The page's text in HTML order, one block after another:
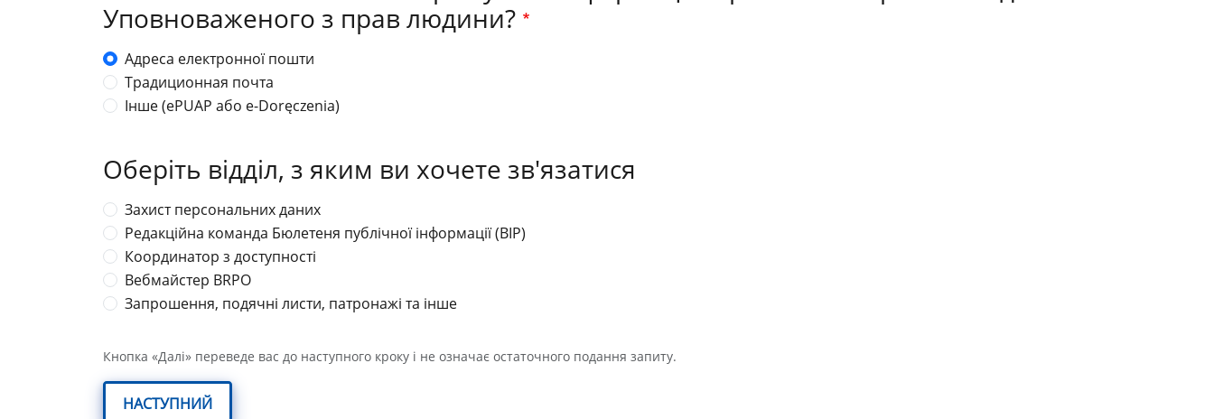
Уповноваженого з прав людини?
Адреса електронної пошти
Традиционная почта
Інше (ePUAP або e-Doręczenia)
Оберіть відділ, з яким ви хочете зв'язатися
Захист персональних даних
Редакційна команда Бюлетеня публічної інформації (BIP)
Координатор з доступності
Вебмайстер BRPO
Запрошення, подячні листи, патронажі та інше
Кнопка «Далі» переведе вас до наступного кроку і не означає остаточного подання запиту.
НАСТУПНИЙ